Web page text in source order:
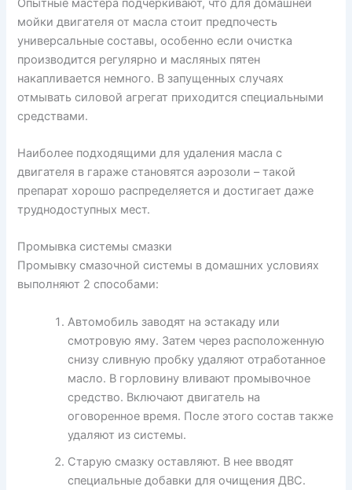
мойки двигателя от масла стоит предпочесть
универсальные составы, особенно если очистка
производится регулярно и масляных пятен
накапливается немного. В запущенных случаях
отмывать силовой агрегат приходится специальными
средствами.
Наиболее подходящими для удаления масла с
двигателя в гараже становятся аэрозоли – такой
препарат хорошо распределяется и достигает даже
труднодоступных мест.
Промывка системы смазки
Промывку смазочной системы в домашних условиях
выполняют 2 способами:
Автомобиль заводят на эстакаду или
смотровую яму. Затем через расположенную
снизу сливную пробку удаляют отработанное
масло. В горловину вливают промывочное
средство. Включают двигатель на
оговоренное время. После этого состав также
удаляют из системы.
Старую смазку оставляют. В нее вводят
специальные добавки для очищения ДВС.